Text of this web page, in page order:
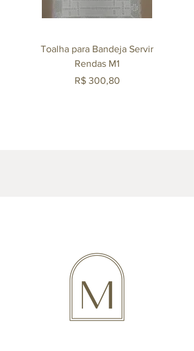
Toalha para Bandeja Servir
Rendas M1
Preço
R$ 300,80